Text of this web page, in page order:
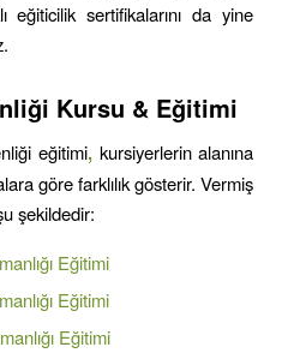
eğiticilik sertifikalarını da yine
Kursu & Eğitimi
eğitimi, kursiyerlerin alanına
göre farklılık gösterir. Vermiş
şekildedir:
Eğitimi
Eğitimi
Eğitimi